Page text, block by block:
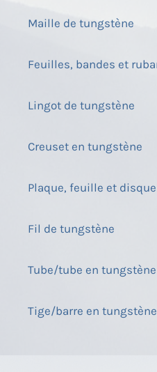
Maille de tungstène
Feuilles, bandes et
Lingot de tungstène
Creuset en tungstène
Plaque, feuille et
Fil de tungstène
Tube/tube en tungstène
Tige/barre en tungstène